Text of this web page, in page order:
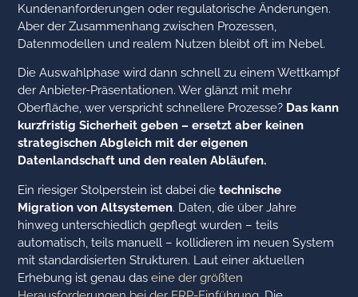
Kundenanforderungen oder regulatorische Änderungen.
Aber der Zusammenhang zwischen Prozessen,
Datenmodellen und realem Nutzen bleibt oft im Nebel.
Die Auswahlphase wird dann schnell zu einem Wettkampf
der Anbieter-Präsentationen. Wer glänzt mit mehr
Oberfläche, wer verspricht schnellere Prozesse? Das kann
kurzfristig Sicherheit geben – ersetzt aber keinen
strategischen Abgleich mit der eigenen
Datenlandschaft und den realen Abläufen.
Ein riesiger Stolperstein ist dabei dietechnische
Migration von Altsystemen. Daten, die über Jahre
hinweg unterschiedlich gepflegt wurden – teils
automatisch, teils manuell – kollidieren im neuen System
mit standardisierten Strukturen. Laut einer aktuellen
Erhebung ist genau daseine der größten